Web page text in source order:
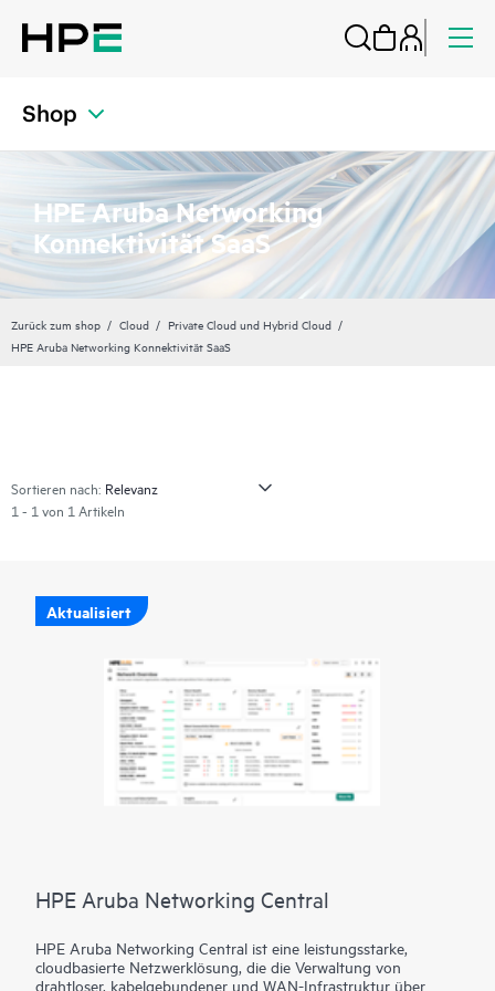
Shop
HPE Aruba Networking
Konnektivität SaaS
Zurück zum shop Cloud
Private Cloud und Hybrid Cloud
HPE Aruba Networking Konnektivität SaaS
Sortieren nach:
1 - 1 von 1 Artikeln
Aktualisiert
HPE Aruba Networking Central
HPE Aruba Networking Central ist eine leistungsstarke,
cloudbasierte Netzwerklösung, die die Verwaltung von
drahtloser, kabelgebundener und WAN-Infrastruktur über